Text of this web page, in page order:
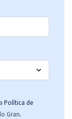
Política de
Gran.